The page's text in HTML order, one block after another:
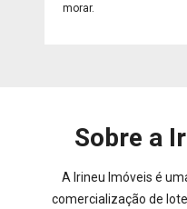
morar.
Sobre a
A Irineu Imóveis é
comercialização de